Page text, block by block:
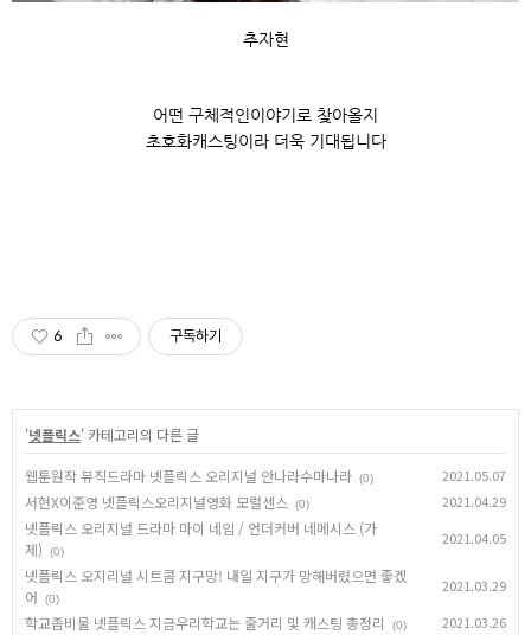
추자현
어떤 구체적인이야기로 찾아올지
초호화캐스팅이라 더욱 기대됩니다
6 구독하기
'넷플릭스' 카테고리의 다른 글
웹툰원작 뮤직드라마 넷플릭스 오리지널 안나라수마나라 (0) 2021.05.07
서현X이준영 넷플릭스오리지널영화 모럴센스 (0) 2021.04.29
넷플릭스 오리지널 드라마 마이 네임 / 언더커버 네메시스 (가
제)
(0)
2021.04.05
넷플릭스 오지리널 시트콤 지구망! 내일 지구가 망해버렸으면 좋겠
어
(0)
2021.03.29
학교좀비물 넷플릭스 지금우리학교는 줄거리 및 캐스팅 총정리 (0) 2021.03.26